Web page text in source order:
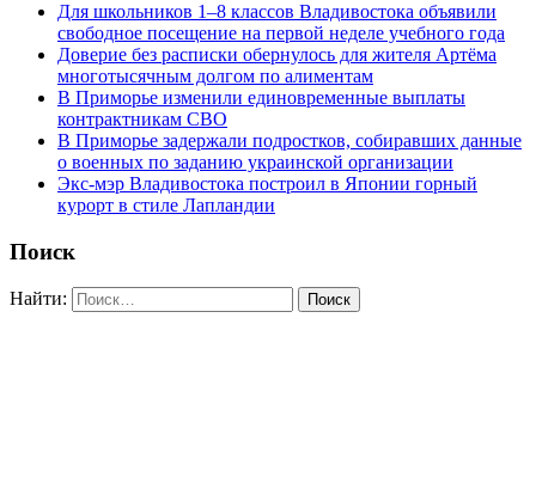
Для школьников 1–8 классов Владивостока объявили
свободное посещение на первой неделе учебного года
Доверие без расписки обернулось для жителя Артёма
многотысячным долгом по алиментам
В Приморье изменили единовременные выплаты
контрактникам СВО
В Приморье задержали подростков, собиравших данные
о военных по заданию украинской организации
Экс-мэр Владивостока построил в Японии горный
курорт в стиле Лапландии
Поиск
Найти: